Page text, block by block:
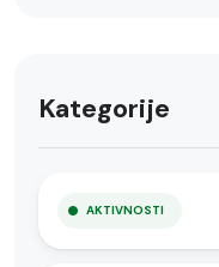
Kategorije
AKTIVNOSTI